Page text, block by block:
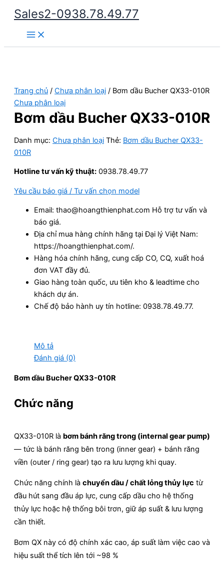
Nhảy
dung
Sales2-0938.78.49.77
Main
Menu
Trang chủ / Chưa phân loại / Bơm dầu Bucher QX33-010R
Chưa phân loại
Bơm dầu Bucher QX33-010R
Danh mục: Chưa phân loại Thẻ: Bơm dầu Bucher QX33-
010R
Hotline tư vấn kỹ thuật: 0938.78.49.77
Yêu cầu báo giá / Tư vấn chọn model
Email: thao@hoangthienphat.com Hỗ trợ tư vấn và
báo giá.
Địa chỉ mua hàng chính hãng tại Đại lý Việt Nam:
https://hoangthienphat.com/.
Hàng hóa chính hãng, cung cấp CO, CQ, xuất hoá
đơn VAT đầy đủ.
Giao hàng toàn quốc, ưu tiên kho & leadtime cho
khách dự án.
Chế độ bảo hành uy tín hotline: 0938.78.49.77.
Mô tả
Đánh giá (0)
Bơm dầu Bucher QX33-010R
Chức năng
QX33-010R là bơm bánh răng trong (internal gear pump)
— tức là bánh răng bên trong (inner gear) + bánh răng
viền (outer / ring gear) tạo ra lưu lượng khi quay.
Chức năng chính là chuyển dầu / chất lỏng thủy lực từ
đầu hút sang đầu áp lực, cung cấp dầu cho hệ thống
thủy lực hoặc hệ thống bôi trơn, giữ áp suất & lưu lượng
cần thiết.
Bơm QX này có độ chính xác cao, áp suất làm việc cao và
hiệu suất thể tích lên tới ~98 %